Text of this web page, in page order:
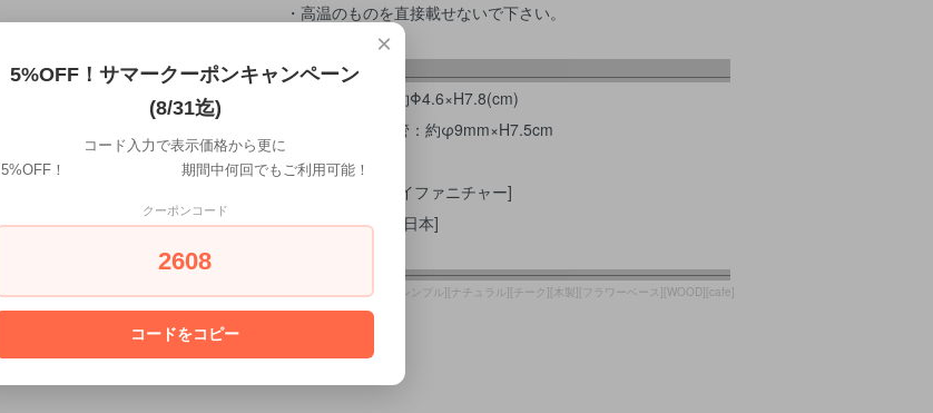
・高温のものを直接載せないで下さい。
サイズ：本体 約Φ4.6×H7.8(cm)
ガラス管：約φ9mm×H7.5cm
素材：チーク
メーカー：[ジェイファニチャー]
メーカー所在国:[日本]
●関連keyword：[銘木][シンプル][ナチュラル][チーク][木製][フラワーベース][WOOD][cafe]
[花瓶]
×
5%OFF！サマークーポンキャンペーン
(8/31迄)
コード入力で表示価格から更に
5%OFF！ 期間中何回でもご利用可能！
クーポンコード
2608
コードをコピー